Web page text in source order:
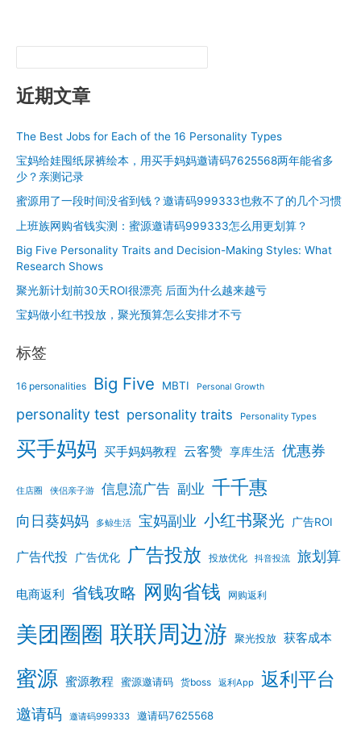
近期文章
The Best Jobs for Each of the 16 Personality Types
宝妈给娃囤纸尿裤绘本，用买手妈妈邀请码7625568两年能省多
少？亲测记录
蜜源用了一段时间没省到钱？邀请码999333也救不了的几个习惯
上班族网购省钱实测：蜜源邀请码999333怎么用更划算？
Big Five Personality Traits and Decision-Making Styles: What
Research Shows
聚光新计划前30天ROI很漂亮 后面为什么越来越亏
宝妈做小红书投放，聚光预算怎么安排才不亏
标签
16 personalities Big Five MBTI Personal Growth
personality test personality traits Personality Types
买手妈妈 买手妈妈教程 云客赞 享库生活 优惠券
住店圈 侠侣亲子游 信息流广告 副业 千千惠
向日葵妈妈 多鲸生活 宝妈副业 小红书聚光 广告ROI
广告代投 广告优化 广告投放 投放优化 抖音投流 旅划算
电商返利 省钱攻略 网购省钱 网购返利
美团圈圈 联联周边游 聚光投放 获客成本
蜜源 蜜源教程 蜜源邀请码 货boss 返利App 返利平台
邀请码 邀请码999333 邀请码7625568